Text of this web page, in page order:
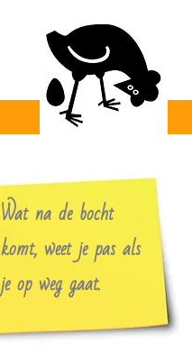
Wat na de bocht
komt, weet je pas als
je op weg gaat.